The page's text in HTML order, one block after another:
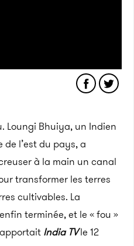
Loungi Bhuiya, un Indien
l’est du pays, a
à la main un canal
transformer les terres
cultivables. La
terminée, et le « fou »
India TVle 12